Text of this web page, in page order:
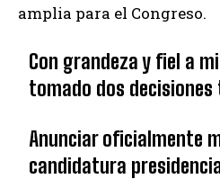
amplia para el Congreso.
Con grandeza y fiel a
tomado dos
Anunciar oficialmente
candidatura